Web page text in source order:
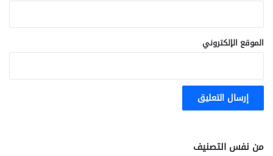
الموقع الإلكتروني
من نفس التصنيف